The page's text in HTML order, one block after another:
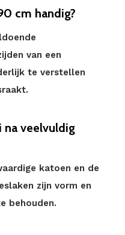
cm handig?
van een
te verstellen
na veelvuldig
katoen en de
zijn vorm en
behouden.